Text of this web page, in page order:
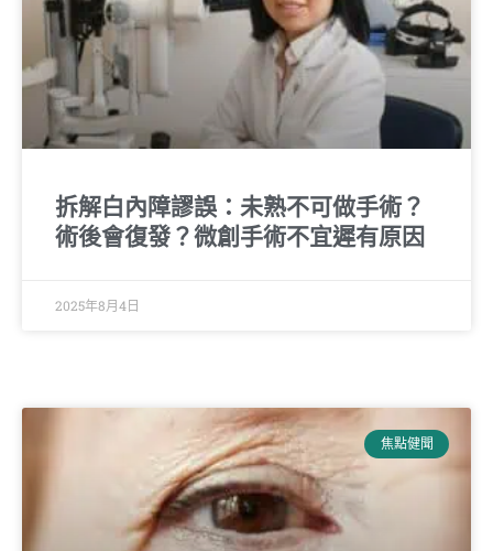
拆解白內障謬誤：未熟不可做手術？
術後會復發？微創手術不宜遲有原因
2025年8月4日
焦點健聞